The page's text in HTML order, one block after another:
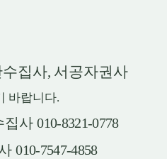
집사, 서공자권사
바랍니다.
집사010-8321-0778
010-7547-4858